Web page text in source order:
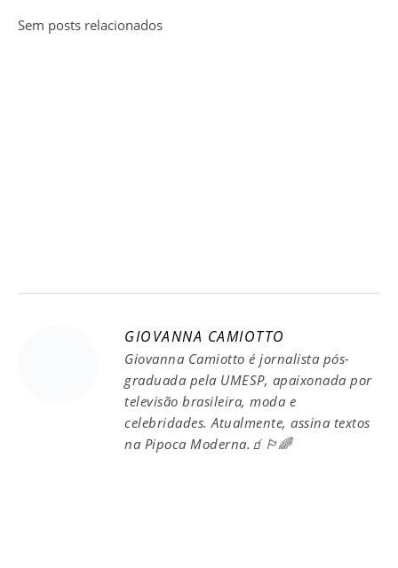
Sem posts relacionados
GIOVANNA CAMIOTTO
Giovanna Camiotto é jornalista pós-
graduada pela UMESP, apaixonada por
televisão brasileira, moda e
celebridades. Atualmente, assina textos
na Pipoca Moderna.🧃🏳️‍🌈